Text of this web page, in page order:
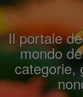
Il portale
mondo
categorie,